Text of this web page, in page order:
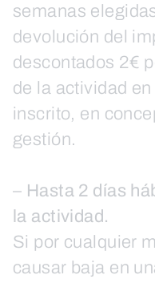
semanas
devolución del
descontados 2€
de la actividad
inscrito, en
gestión.
– Hasta 2 días
la actividad.
Si por cualquier
causar baja en